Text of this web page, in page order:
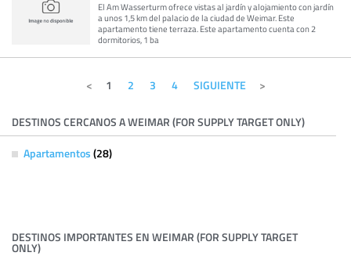
El Am Wasserturm ofrece vistas al jardín y alojamiento con jardín
a unos 1,5 km del palacio de la ciudad de Weimar. Este
apartamento tiene terraza. Este apartamento cuenta con 2
dormitorios, 1 ba
1 2 3 4 SIGUIENTE
DESTINOS CERCANOS A WEIMAR (FOR SUPPLY TARGET ONLY)
Apartamentos (28)
DESTINOS IMPORTANTES EN WEIMAR (FOR SUPPLY TARGET
ONLY)